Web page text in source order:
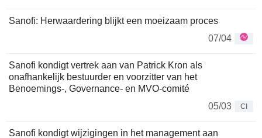
Sanofi: Herwaardering blijkt een moeizaam proces
07/04
Sanofi kondigt vertrek aan van Patrick Kron als
onafhankelijk bestuurder en voorzitter van het
Benoemings-, Governance- en MVO-comité
05/03
CI
Sanofi kondigt wijzigingen in het management aan